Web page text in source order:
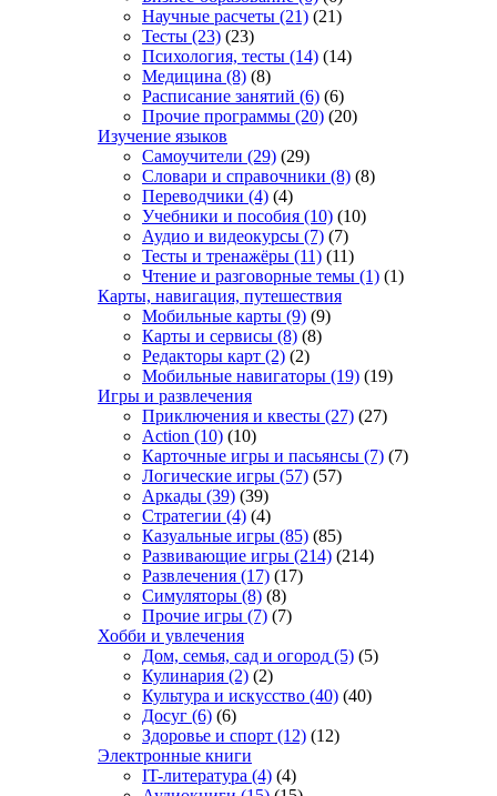
Научные расчеты (21) (21)
Тесты (23) (23)
Психология, тесты (14) (14)
Медицина (8) (8)
Расписание занятий (6) (6)
Прочие программы (20) (20)
Изучение языков
Самоучители (29) (29)
Словари и справочники (8) (8)
Переводчики (4) (4)
Учебники и пособия (10) (10)
Аудио и видеокурсы (7) (7)
Тесты и тренажёры (11) (11)
Чтение и разговорные темы (1) (1)
Карты, навигация, путешествия
Мобильные карты (9) (9)
Карты и сервисы (8) (8)
Редакторы карт (2) (2)
Мобильные навигаторы (19) (19)
Игры и развлечения
Приключения и квесты (27) (27)
Action (10) (10)
Карточные игры и пасьянсы (7) (7)
Логические игры (57) (57)
Аркады (39) (39)
Стратегии (4) (4)
Казуальные игры (85) (85)
Развивающие игры (214) (214)
Развлечения (17) (17)
Симуляторы (8) (8)
Прочие игры (7) (7)
Хобби и увлечения
Дом, семья, сад и огород (5) (5)
Кулинария (2) (2)
Культура и искусство (40) (40)
Досуг (6) (6)
Здоровье и спорт (12) (12)
Электронные книги
IT-литература (4) (4)